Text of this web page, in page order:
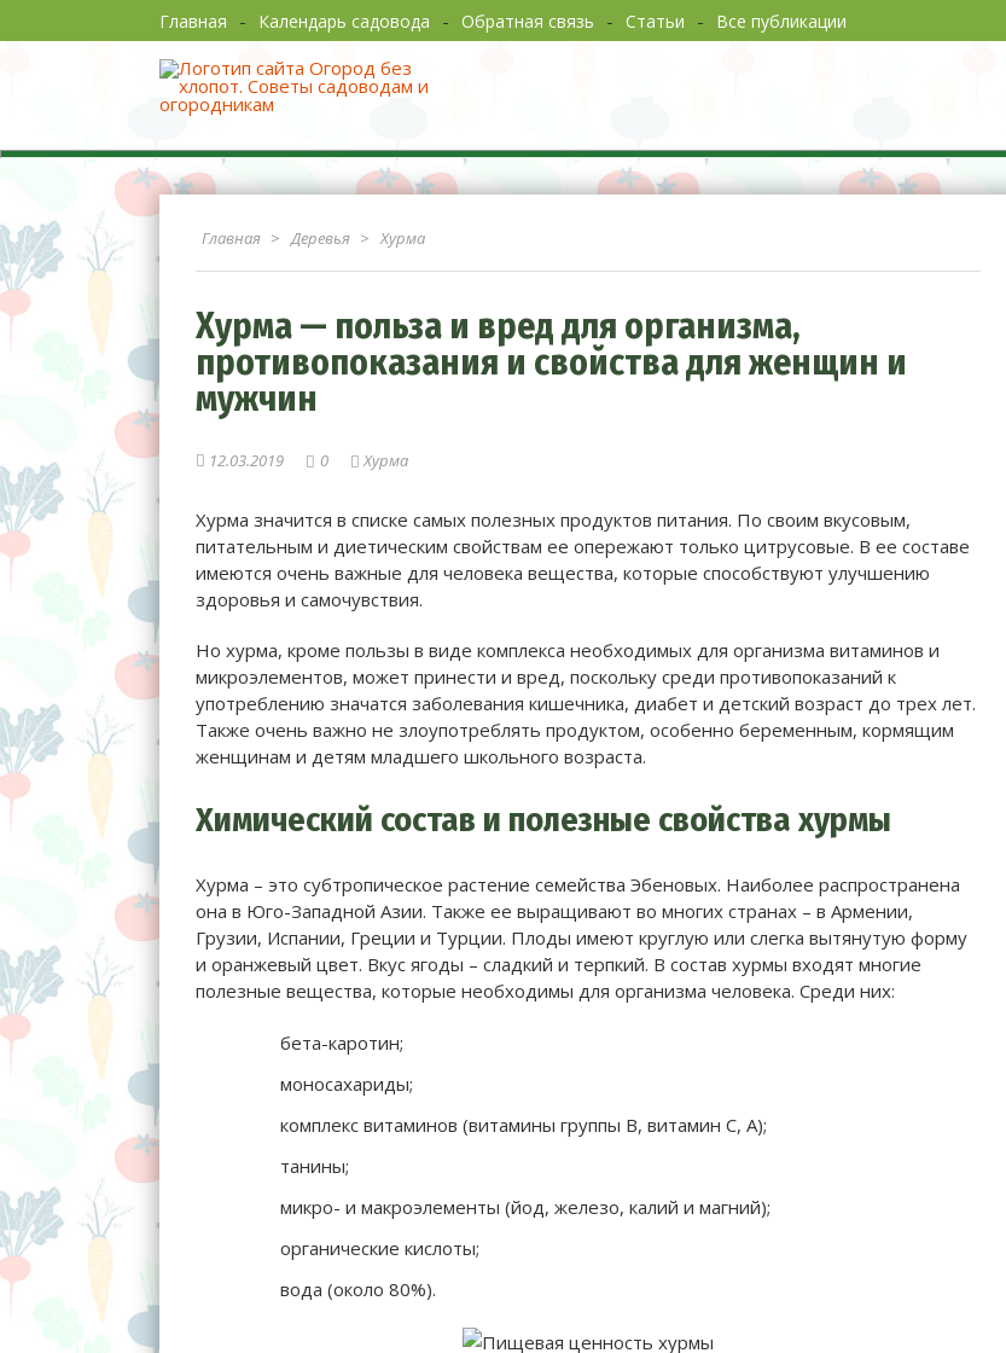
Главная Календарь садовода Обратная связь Статьи Все публикации
Огород без хлопот. Советы садоводам и огородникам
Главная Деревья Хурма
Хурма — польза и вред для организма,
противопоказания и свойства для женщин и
мужчин
12.03.2019 0 Хурма
Хурма значится в списке самых полезных продуктов питания. По своим вкусовым,
питательным и диетическим свойствам ее опережают только цитрусовые. В ее составе
имеются очень важные для человека вещества, которые способствуют улучшению
здоровья и самочувствия.
Но хурма, кроме пользы в виде комплекса необходимых для организма витаминов и
микроэлементов, может принести и вред, поскольку среди противопоказаний к
употреблению значатся заболевания кишечника, диабет и детский возраст до трех лет.
Также очень важно не злоупотреблять продуктом, особенно беременным, кормящим
женщинам и детям младшего школьного возраста.
Химический состав и полезные свойства хурмы
Хурма – это субтропическое растение семейства Эбеновых. Наиболее распространена
она в Юго-Западной Азии. Также ее выращивают во многих странах – в Армении,
Грузии, Испании, Греции и Турции. Плоды имеют круглую или слегка вытянутую форму
и оранжевый цвет. Вкус ягоды – сладкий и терпкий. В состав хурмы входят многие
полезные вещества, которые необходимы для организма человека. Среди них:
бета-каротин;
моносахариды;
комплекс витаминов (витамины группы В, витамин С, А);
танины;
микро- и макроэлементы (йод, железо, калий и магний);
органические кислоты;
вода (около 80%).